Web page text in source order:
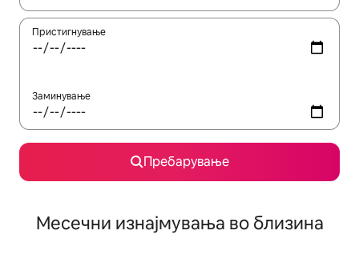
Пристигнување
Заминување
Пребарување
Месечни изнајмувања во близина